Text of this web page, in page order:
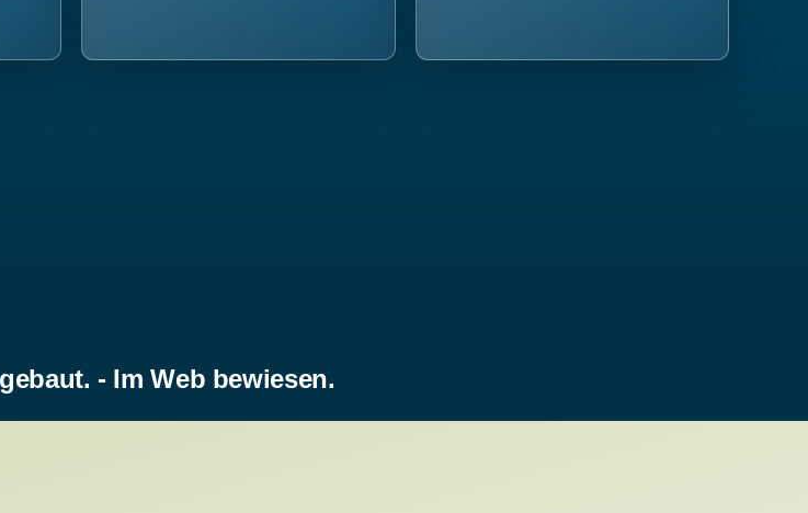
- Im Web bewiesen.